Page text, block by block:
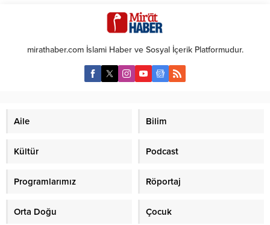
mirathaber.com İslami Haber ve Sosyal İçerik Platformudur.
Aile Bilim
Kültür Podcast
Programlarımız Röportaj
Orta Doğu Çocuk